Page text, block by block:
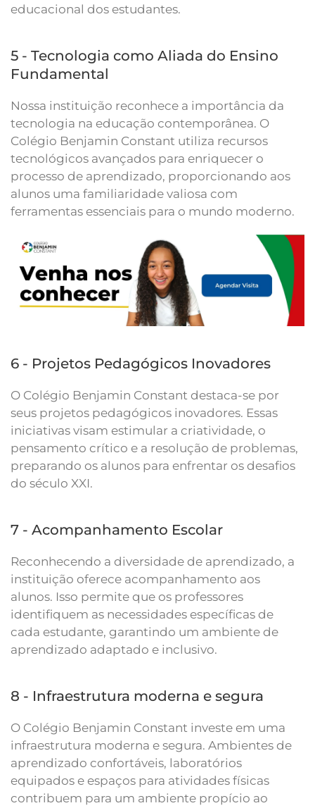
educacional dos estudantes.
5 - Tecnologia como Aliada do Ensino
Fundamental
Nossa instituição reconhece a importância da
tecnologia na educação contemporânea. O
Colégio Benjamin Constant utiliza recursos
tecnológicos avançados para enriquecer o
processo de aprendizado, proporcionando aos
alunos uma familiaridade valiosa com
ferramentas essenciais para o mundo moderno.
6 - Projetos Pedagógicos Inovadores
O Colégio Benjamin Constant destaca-se por
seus projetos pedagógicos inovadores. Essas
iniciativas visam estimular a criatividade, o
pensamento crítico e a resolução de problemas,
preparando os alunos para enfrentar os desafios
do século XXI.
7 - Acompanhamento Escolar
Reconhecendo a diversidade de aprendizado, a
instituição oferece acompanhamento aos
alunos. Isso permite que os professores
identifiquem as necessidades específicas de
cada estudante, garantindo um ambiente de
aprendizado adaptado e inclusivo.
8 - Infraestrutura moderna e segura
O Colégio Benjamin Constant investe em uma
infraestrutura moderna e segura. Ambientes de
aprendizado confortáveis, laboratórios
equipados e espaços para atividades físicas
contribuem para um ambiente propício ao